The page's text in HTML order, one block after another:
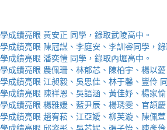
成績亮眼 黃安正 同學，錄取武陵高中。
成績亮眼 陳冠謀、李庭安、李訓睿同學，
成績亮眼 潘奕愷 同學，錄取內壢高中。
成績亮眼 農佩珊、林郁芯、陳柏宇、楊以
成績亮眼 江昶毅、吳思佳、林于馨、豐伶
成績亮眼 陳祥恩、吳語涵、黃佳妤、楊家
成績亮眼 楊雅媛、藍尹辰、楊琇雯、官頡
成績亮眼 趙宥菘、江亞嬡、柳芙漩、陳佩